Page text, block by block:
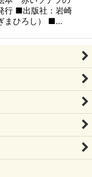
■出版社：岩崎
まひろし） ■…